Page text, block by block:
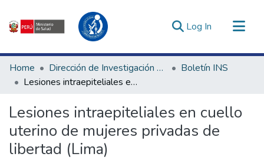
Log In (current)
Communities & Collections
All of DSpace
Estadísticas Externas
Enlaces de interés ▾
Home Dirección de Investigación e Innovación en Salud
Boletín INS
Lesiones intraepiteliales en cuello uterino de mujeres privadas de libertad (Lima)
Lesiones intraepiteliales en cuello
uterino de mujeres privadas de
libertad (Lima)